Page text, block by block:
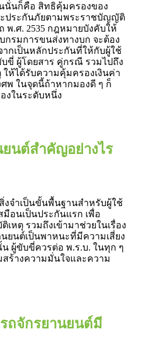
นั่นก็คือ สิทธิคุ้มครองของ
ประกันภัยตามพระราชบัญญัติ
พ.ศ. 2535 กฎหมายบังคับให้
กรมการขนส่งทางบก จะต้อง
กเป็นหลักประกันที่ให้กับผู้ใช้
ขี่ ผู้โดยสาร คู่กรณี รวมไปถึง
ห้ได้รับความคุ้มครองเงินค่า
พ ในจุดนี้ถ้าหากมองดี ๆ ก็
งในระดับหนึ่ง
นต์สำคัญอย่างไร
งจำเป็นขั้นพื้นฐานสำหรับผู้ใช้
มือนเป็นประกันแรก เพื่อ
หตุ รวมถึงเข้ามาช่วยในเรื่อง
นยนต์เป็นพาหนะที่มีความเสี่ยง
น ผู้ขับขี่ควรต่อ พ.ร.บ. ในทุก ๆ
สร้างความมั่นใจและความ
ถจักรยานยนต์มี